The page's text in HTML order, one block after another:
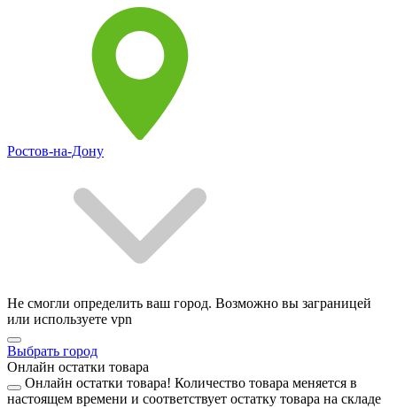
Ростов-на-Дону
Не смогли определить ваш город. Возможно вы заграницей
или используете vpn
Выбрать город
Онлайн остатки товара
Онлайн остатки товара! Количество товара меняется в
настоящем времени и соответствует остатку товара на складе